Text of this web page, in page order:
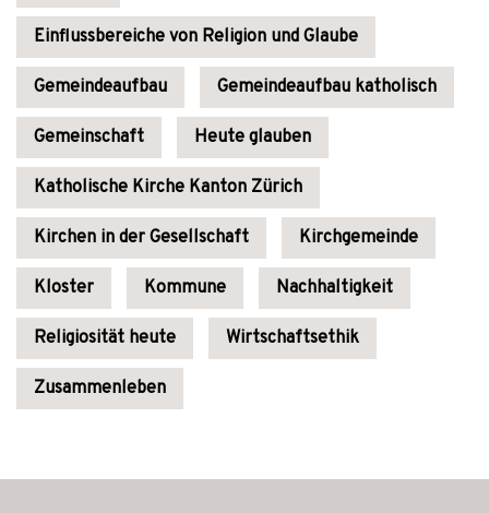
Einflussbereiche von Religion und Glaube
Gemeindeaufbau Gemeindeaufbau katholisch
Gemeinschaft Heute glauben
Katholische Kirche Kanton Zürich
Kirchen in der Gesellschaft Kirchgemeinde
Kloster Kommune Nachhaltigkeit
Religiosität heute Wirtschaftsethik
Zusammenleben